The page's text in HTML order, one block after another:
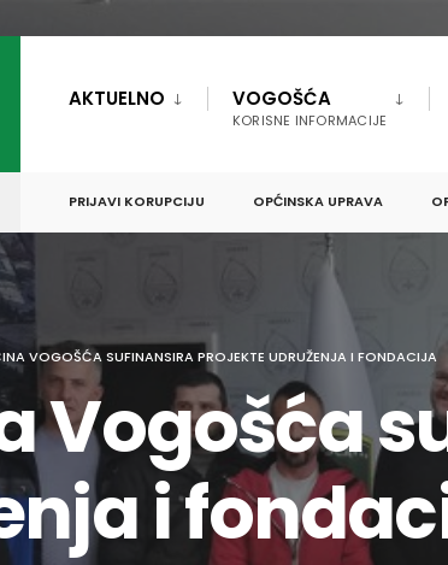
AKTUELNO VOGOŠĆA
KORISNE INFORMACIJE
PRIJAVI KORUPCIJU OPĆINSKA UPRAVA
VOGOŠĆA SUFINANSIRA PROJEKTE UDRUŽENJA I FONDACIJA
Vogošća
i